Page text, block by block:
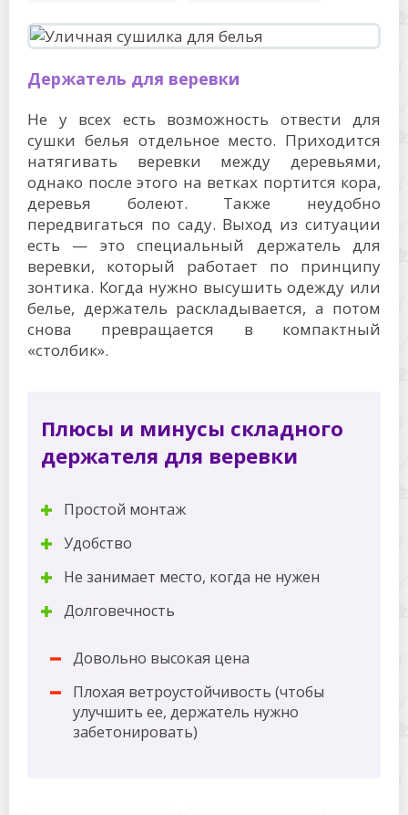
Держатель для веревки
Не у всех есть возможность отвести для
сушки белья отдельное место. Приходится
натягивать веревки между деревьями,
однако после этого на ветках портится кора,
деревья болеют. Также неудобно
передвигаться по саду. Выход из ситуации
есть — это специальный держатель для
веревки, который работает по принципу
зонтика. Когда нужно высушить одежду или
белье, держатель раскладывается, а потом
снова превращается в компактный
«столбик».
Плюсы и минусы складного
держателя для веревки
Простой монтаж
Удобство
Не занимает место, когда не нужен
Долговечность
Довольно высокая цена
Плохая ветроустойчивость (чтобы
улучшить ее, держатель нужно
забетонировать)